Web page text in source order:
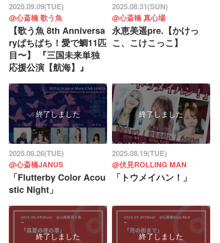
2025.09.09(TUE)
@心斎橋 歌う魚
【歌う魚 8th Anniversa
ryぱちぱち！愛で鯛11匹
目〜】 『三国未来単独
応援公演【航海】』
2025.08.31(SUN)
@心斎橋 真心場
永恵美遥pre.【かけっ
こ、こけこっこ】
終了しました
2025.08.26(TUE)
@心斎橋JANUS
「Flutterby Color Acou
stic Night」
終了しました
2025.08.19(TUE)
@伏見ROLLING MAN
「トウメイハン！」
終了しました 終了しました